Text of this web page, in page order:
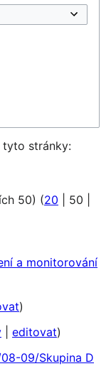
stránky:
50) (20 50
a monitorování
)
editovat)
09/Skupina D